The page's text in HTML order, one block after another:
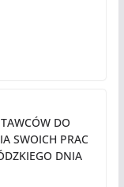
DO
SWOICH PRAC
DNIA